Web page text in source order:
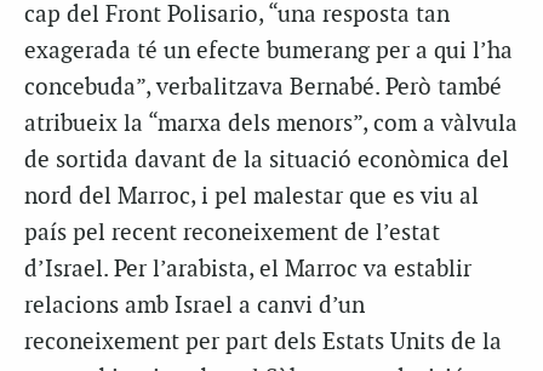
cap del Front Polisario, “una resposta tan
exagerada té un efecte bumerang per a qui l’ha
concebuda”, verbalitzava Bernabé. Però també
atribueix la “marxa dels menors”, com a vàlvula
de sortida davant de la situació econòmica del
nord del Marroc, i pel malestar que es viu al
país pel recent reconeixement de l’estat
d’Israel. Per l’arabista, el Marroc va establir
relacions amb Israel a canvi d’un
reconeixement per part dels Estats Units de la